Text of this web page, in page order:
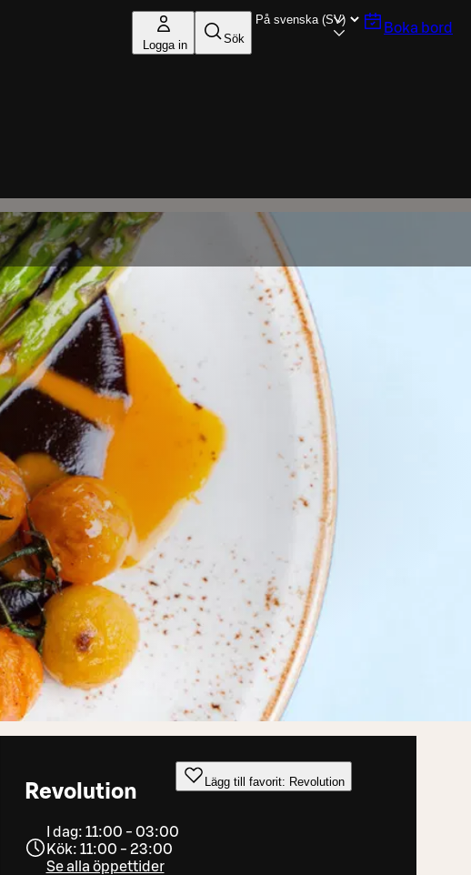
Logga in Sök
Boka bord
Revolution Lägg till favorit: Revolution
I dag: 11:00 - 03:00
Kök: 11:00 - 23:00
Se alla öppettider